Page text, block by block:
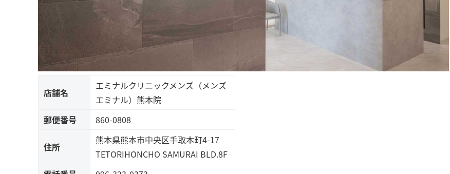
店舗名
エミナルクリニックメンズ（メンズ
エミナル）熊本院
郵便番号
860-0808
住所
熊本県熊本市中央区手取本町4-17
TETORIHONCHO SAMURAI BLD.8F